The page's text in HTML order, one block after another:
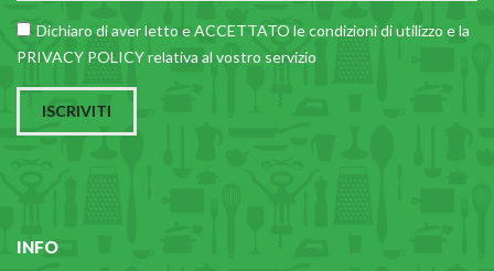
Dichiaro di aver letto e ACCETTATO lecondizioni di utilizzo e la
PRIVACY POLICY relativa al vostro servizio
ISCRIVITI
INFO